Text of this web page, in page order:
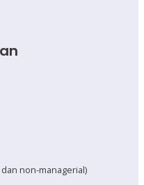
non-managerial)